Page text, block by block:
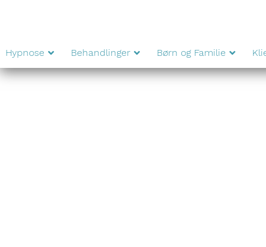
Hypnose Behandlinger Børn og Familie